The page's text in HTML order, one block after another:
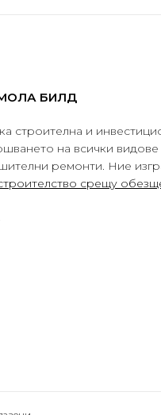
БИЛД
и
на всички видове
ремонти. Ние
срещу